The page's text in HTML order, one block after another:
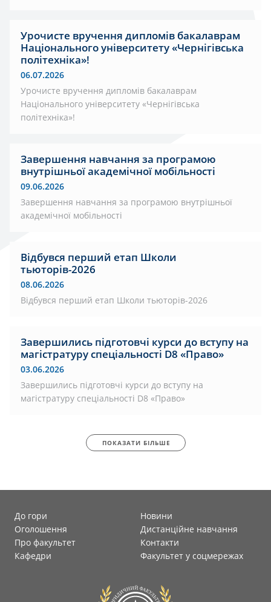
Урочисте вручення дипломів бакалаврам
Національного університету «Чернігівська
політехніка»!
06.07.2026
Урочисте вручення дипломів бакалаврам
Національного університету «Чернігівська
політехніка»!
Завершення навчання за програмою
внутрішньої академічної мобільності
09.06.2026
Завершення навчання за програмою внутрішньої
академічної мобільності
Відбувся перший етап Школи
тьюторів-2026
08.06.2026
Відбувся перший етап Школи тьюторів-2026
Завершились підготовчі курси до вступу на
магістратуру спеціальності D8 «Право»
03.06.2026
Завершились підготовчі курси до вступу на
магістратуру спеціальності D8 «Право»
ПОКАЗАТИ БІЛЬШЕ
До гори
Новини
Оголошення
Дистанційне навчання
Про факультет
Контакти
Кафедри
Факультет у соцмережах